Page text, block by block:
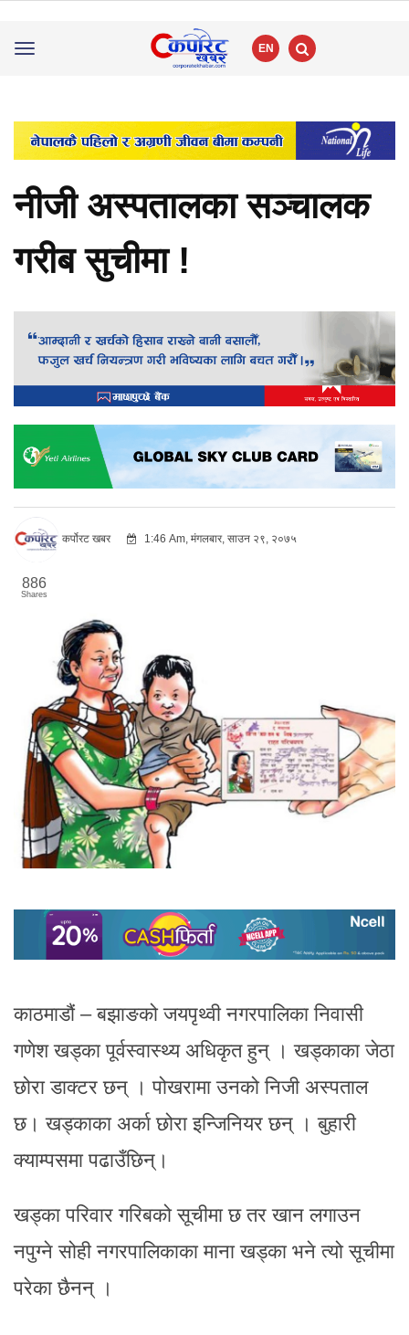
Toggle
EN
नीजी अस्पतालका सञ्चालक
गरीब सुचीमा !
कर्पोरट खबर 1:46 Am, मंगलबार, साउन २९, २०७५
886
Shares
काठमाडौं – बझाङको जयपृथ्वी नगरपालिका निवासी
गणेश खड्का पूर्वस्वास्थ्य अधिकृत हुन् । खड्काका जेठा
छोरा डाक्टर छन् । पोखरामा उनको निजी अस्पताल
छ। खड्काका अर्का छोरा इन्जिनियर छन् । बुहारी
क्याम्पसमा पढाउँछिन्।
खड्का परिवार गरिबको सूचीमा छ तर खान लगाउन
नपुग्ने सोही नगरपालिकाका माना खड्का भने त्यो सूचीमा
परेका छैनन् ।